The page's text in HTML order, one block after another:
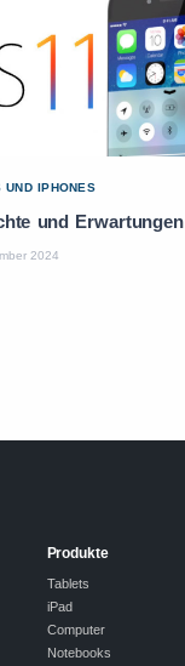
UND IPHONES
und Erwartungen
2024
Produkte
Tablets
iPad
Computer
Notebooks